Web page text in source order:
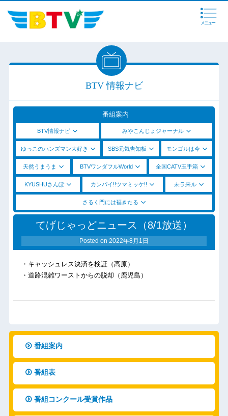
メニュー
BTV 情報ナビ
番組案内
BTV情報ナビ みやこんじょジャーナル
ゆっこのハンズマン大好き SBS元気告知板 モンゴルは今
天然うまうま BTVワンダフルWorld 全国CATV玉手箱
KYUSHUさんぽ カンパイ!!ツマミッケ!! 未ラ来ル
さるく門には福きたる
てげじゃっどニュース（8/1放送）
Posted on 2022年8月1日
・キャッシュレス決済を検証（高原）
・道路混雑ワーストからの脱却（鹿児島）
番組案内
番組表
番組コンクール受賞作品